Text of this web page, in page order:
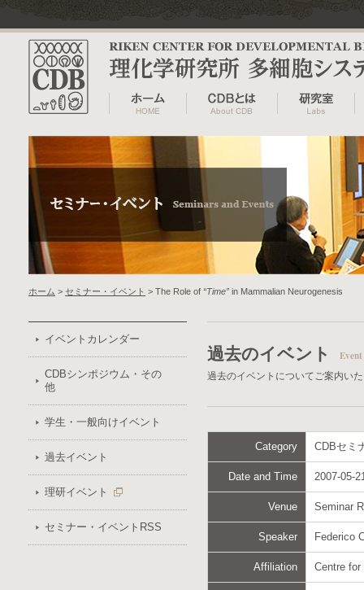
ホーム > セミナー・イベント > The Role of “Time” in Mammalian Neurogenesis
イベントカレンダー
CDBシンポジウム・その
他
学生・一般向けイベント
過去イベント
理研イベント
セミナー・イベントRSS
過去のイベント
過去のイベントについてご案内い
Category CDBセミ
Date and Time 2007-05-
Venue Seminar
Speaker Federico
Affiliation Centre